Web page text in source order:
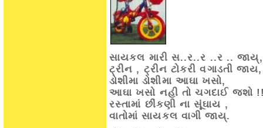
સાયકલ મારી સ..ર..ર ..ર .. જાય્,
ટ્રીન , ટ્રીન ટોકરી વગાડતી જાય,
ડોશીમા ડોશીમા આઘા ખસો,
આઘા ખસો નહી તો ચગદાઈ જશો
રસ્તામાં છીંકણી ના સૂંઘાય ,
વાતોમાં સાયકલ વાગી જાય્.